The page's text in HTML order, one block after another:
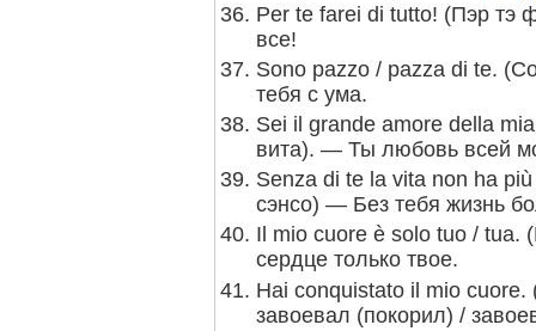
Per te farei di tutto! (Пэр тэ
все!
Sono pazzo / pazza di te.
тебя с ума.
Sei il grande amore della
вита). — Ты любовь всей
Senza di te la vita non ha
сэнсо) — Без тебя жизнь
Il mio cuore è solo tuo / tua.
сердце только твое.
Hai conquistato il mio
завоевал (покорил) /